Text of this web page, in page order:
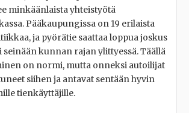
minkäänlaista yhteistyötä
Pääkaupungissa on 19 erilaista
ja pyörätie saattaa loppua joskus
kunnan rajan ylittyessä. Täällä
on normi, mutta onneksi autoilijat
siihen ja antavat sentään hyvin
tienkäyttäjille.